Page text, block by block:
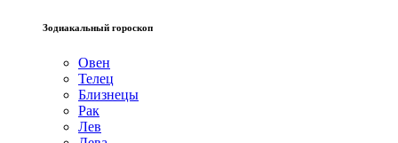
Зодиакальный гороскоп
Овен
Телец
Близнецы
Рак
Лев